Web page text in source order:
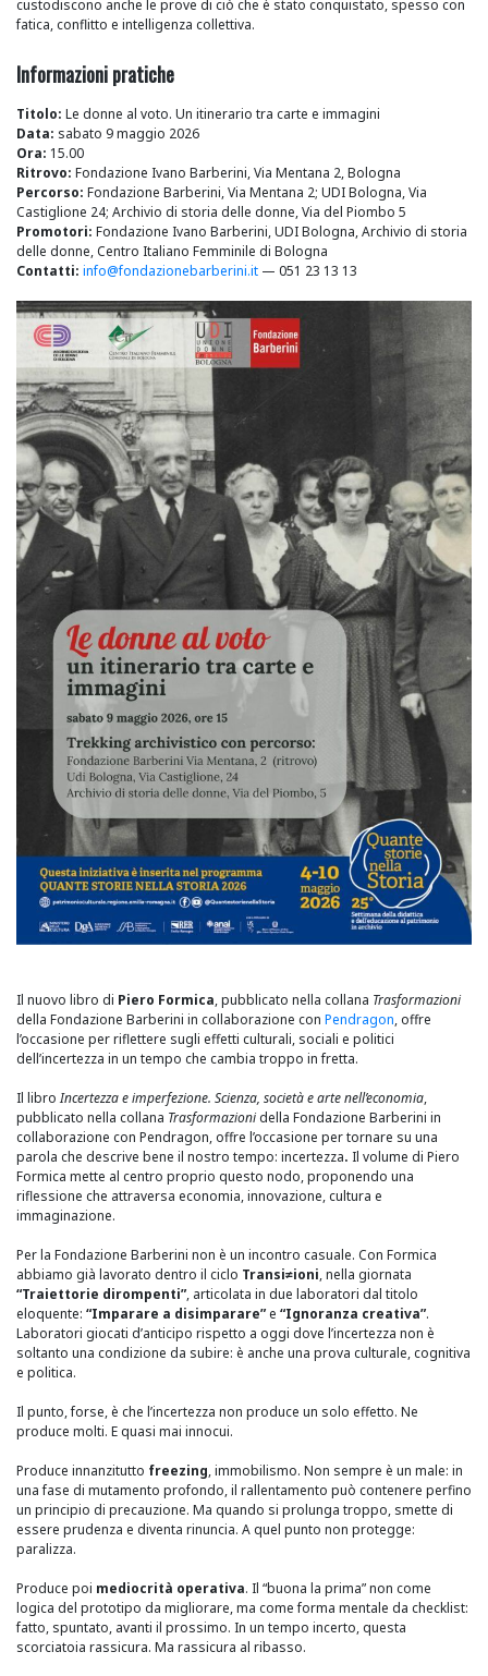
custodiscono anche le prove di ciò che è stato conquistato, spesso con
fatica, conflitto e intelligenza collettiva.
Informazioni pratiche
Titolo: Le donne al voto. Un itinerario tra carte e immagini
Data: sabato 9 maggio 2026
Ora: 15.00
Ritrovo: Fondazione Ivano Barberini, Via Mentana 2, Bologna
Percorso: Fondazione Barberini, Via Mentana 2; UDI Bologna, Via
Castiglione 24; Archivio di storia delle donne, Via del Piombo 5
Promotori: Fondazione Ivano Barberini, UDI Bologna, Archivio di storia
delle donne, Centro Italiano Femminile di Bologna
Contatti: info@fondazionebarberini.it — 051 23 13 13
Il nuovo libro di Piero Formica, pubblicato nella collana Trasformazioni
della Fondazione Barberini in collaborazione con Pendragon, offre
l’occasione per riflettere sugli effetti culturali, sociali e politici
dell’incertezza in un tempo che cambia troppo in fretta.
Il libroIncertezza e imperfezione. Scienza, società e arte nell’economia,
pubblicato nella collana Trasformazionidella Fondazione Barberini in
collaborazione con Pendragon, offre l’occasione per tornare su una
parola che descrive bene il nostro tempo: incertezza. Il volume di Piero
Formica mette al centro proprio questo nodo, proponendo una
riflessione che attraversa economia, innovazione, cultura e
immaginazione.
Per la Fondazione Barberini non è un incontro casuale. Con Formica
abbiamo già lavorato dentro il ciclo Transi≠ioni, nella giornata
“Traiettorie dirompenti”, articolata in due laboratori dal titolo
eloquente: “Imparare a disimparare”e “Ignoranza creativa”.
Laboratori giocati d’anticipo rispetto a oggi dove l’incertezza non è
soltanto una condizione da subire: è anche una prova culturale, cognitiva
e politica.
Il punto, forse, è che l’incertezza non produce un solo effetto. Ne
produce molti. E quasi mai innocui.
Produce innanzitutto freezing, immobilismo. Non sempre è un male: in
una fase di mutamento profondo, il rallentamento può contenere perfino
un principio di precauzione. Ma quando si prolunga troppo, smette di
essere prudenza e diventa rinuncia. A quel punto non protegge:
paralizza.
Produce poi mediocrità operativa. Il “buona la prima” non come
logica del prototipo da migliorare, ma come forma mentale da checklist:
fatto, spuntato, avanti il prossimo. In un tempo incerto, questa
scorciatoia rassicura. Ma rassicura al ribasso.